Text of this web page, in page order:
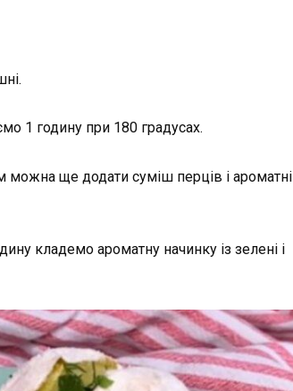
1 годину при 180 градусах.
можна ще додати суміш перців і ароматні
кладемо ароматну начинку із зелені і